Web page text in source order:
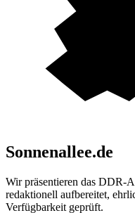
Sonnenallee.de
Wir präsentieren das DDR-
redaktionell aufbereitet,
Verfügbarkeit geprüft.